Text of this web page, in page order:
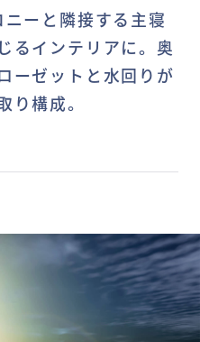
ーと隣接する主寝
るインテリアに。奥
ーゼットと水回りが
り構成。